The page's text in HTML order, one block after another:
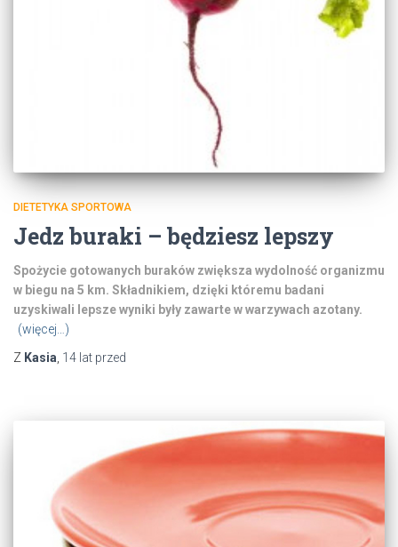
DIETETYKA SPORTOWA
Jedz buraki – będziesz lepszy
Spożycie gotowanych buraków zwiększa wydolność organizmu
w biegu na 5 km. Składnikiem, dzięki któremu badani
uzyskiwali lepsze wyniki były zawarte w warzywach azotany.
(więcej…)
Z Kasia 14 lat przed